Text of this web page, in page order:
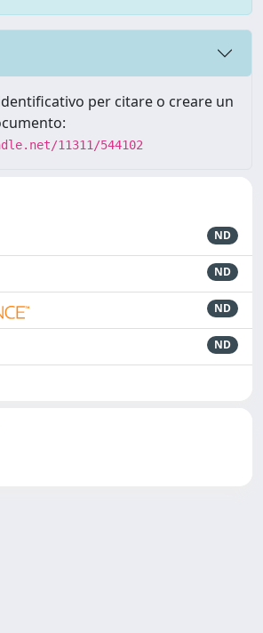
per citare o creare un
11311/544102
ND
ND
ND
ND